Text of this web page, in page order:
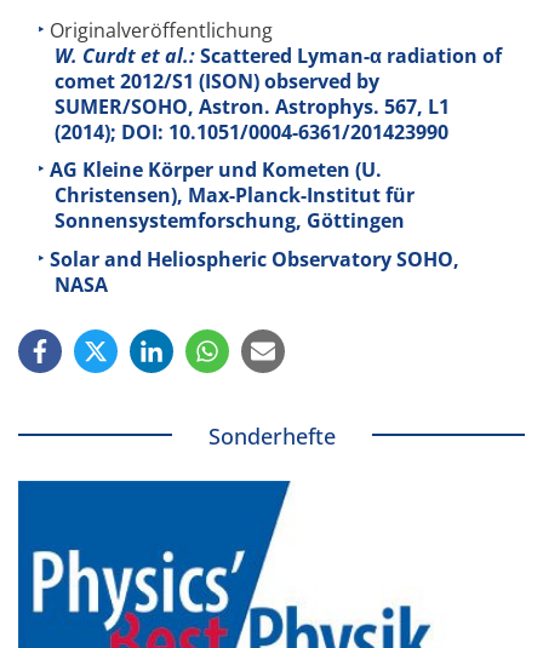
Originalveröffentlichung
W. Curdt et al.:Scattered Lyman-α radiation of
comet 2012/S1 (ISON) observed by
SUMER/SOHO, Astron. Astrophys. 567, L1
(2014); DOI: 10.1051/0004-6361/201423990
AG Kleine Körper und Kometen (U.
Christensen), Max-Planck-Institut für
Sonnensystemforschung, Göttingen
Solar and Heliospheric Observatory SOHO,
NASA
Sonderhefte